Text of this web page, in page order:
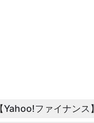
【Yahoo!ファイナン